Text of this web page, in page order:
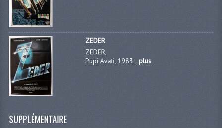
ZEDER
ZEDER,
Pupi Avati, 1983...plus
SUPPLÉMENTAIRE